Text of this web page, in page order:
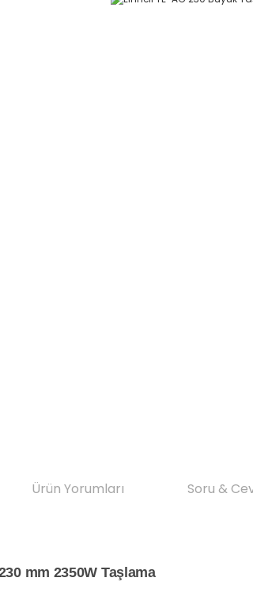
Ürün Yorumları Soru &
mm 2350W Taşlama